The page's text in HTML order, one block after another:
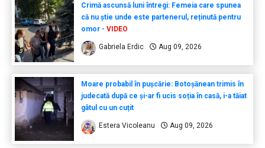
Crimă ascunsă luni întregi: Femeia care spunea
că nu știe unde este partenerul, reținută pentru
omor - VIDEO
Gabriela Erdic Aug 09, 2026
Moare probabil în pușcărie: Botoșănean trimis în
judecată după ce și-ar fi ucis soția în casă, i-a tăiat
gâtul cu un cuțit
Estera Vicoleanu Aug 09, 2026